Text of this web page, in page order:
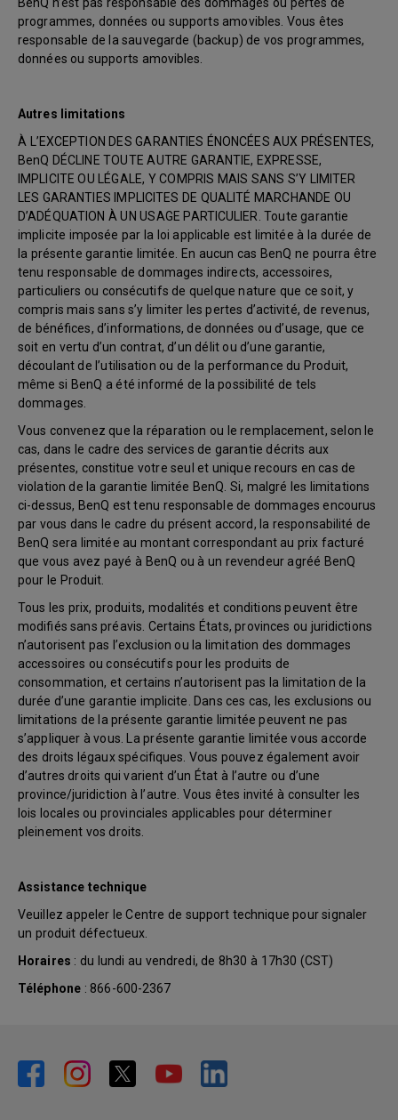
programmes, données ou supports amovibles. Vous êtes
responsable de la sauvegarde (backup) de vos programmes,
données ou supports amovibles.
Autres limitations
À L’EXCEPTION DES GARANTIES ÉNONCÉES AUX PRÉSENTES,
BenQ DÉCLINE TOUTE AUTRE GARANTIE, EXPRESSE,
IMPLICITE OU LÉGALE, Y COMPRIS MAIS SANS S’Y LIMITER
LES GARANTIES IMPLICITES DE QUALITÉ MARCHANDE OU
D’ADÉQUATION À UN USAGE PARTICULIER. Toute garantie
implicite imposée par la loi applicable est limitée à la durée de
la présente garantie limitée. En aucun cas BenQ ne pourra être
tenu responsable de dommages indirects, accessoires,
particuliers ou consécutifs de quelque nature que ce soit, y
compris mais sans s’y limiter les pertes d’activité, de revenus,
de bénéfices, d’informations, de données ou d’usage, que ce
soit en vertu d’un contrat, d’un délit ou d’une garantie,
découlant de l’utilisation ou de la performance du Produit,
même si BenQ a été informé de la possibilité de tels
dommages.
Vous convenez que la réparation ou le remplacement, selon le
cas, dans le cadre des services de garantie décrits aux
présentes, constitue votre seul et unique recours en cas de
violation de la garantie limitée BenQ. Si, malgré les limitations
ci-dessus, BenQ est tenu responsable de dommages encourus
par vous dans le cadre du présent accord, la responsabilité de
BenQ sera limitée au montant correspondant au prix facturé
que vous avez payé à BenQ ou à un revendeur agréé BenQ
pour le Produit.
Tous les prix, produits, modalités et conditions peuvent être
modifiés sans préavis. Certains États, provinces ou juridictions
n’autorisent pas l’exclusion ou la limitation des dommages
accessoires ou consécutifs pour les produits de
consommation, et certains n’autorisent pas la limitation de la
durée d’une garantie implicite. Dans ces cas, les exclusions ou
limitations de la présente garantie limitée peuvent ne pas
s’appliquer à vous. La présente garantie limitée vous accorde
des droits légaux spécifiques. Vous pouvez également avoir
d’autres droits qui varient d’un État à l’autre ou d’une
province/juridiction à l’autre. Vous êtes invité à consulter les
lois locales ou provinciales applicables pour déterminer
pleinement vos droits.
Assistance technique
Veuillez appeler le Centre de support technique pour signaler
un produit défectueux.
Horaires : du lundi au vendredi, de 8h30 à 17h30 (CST)
Téléphone : 866-600-2367